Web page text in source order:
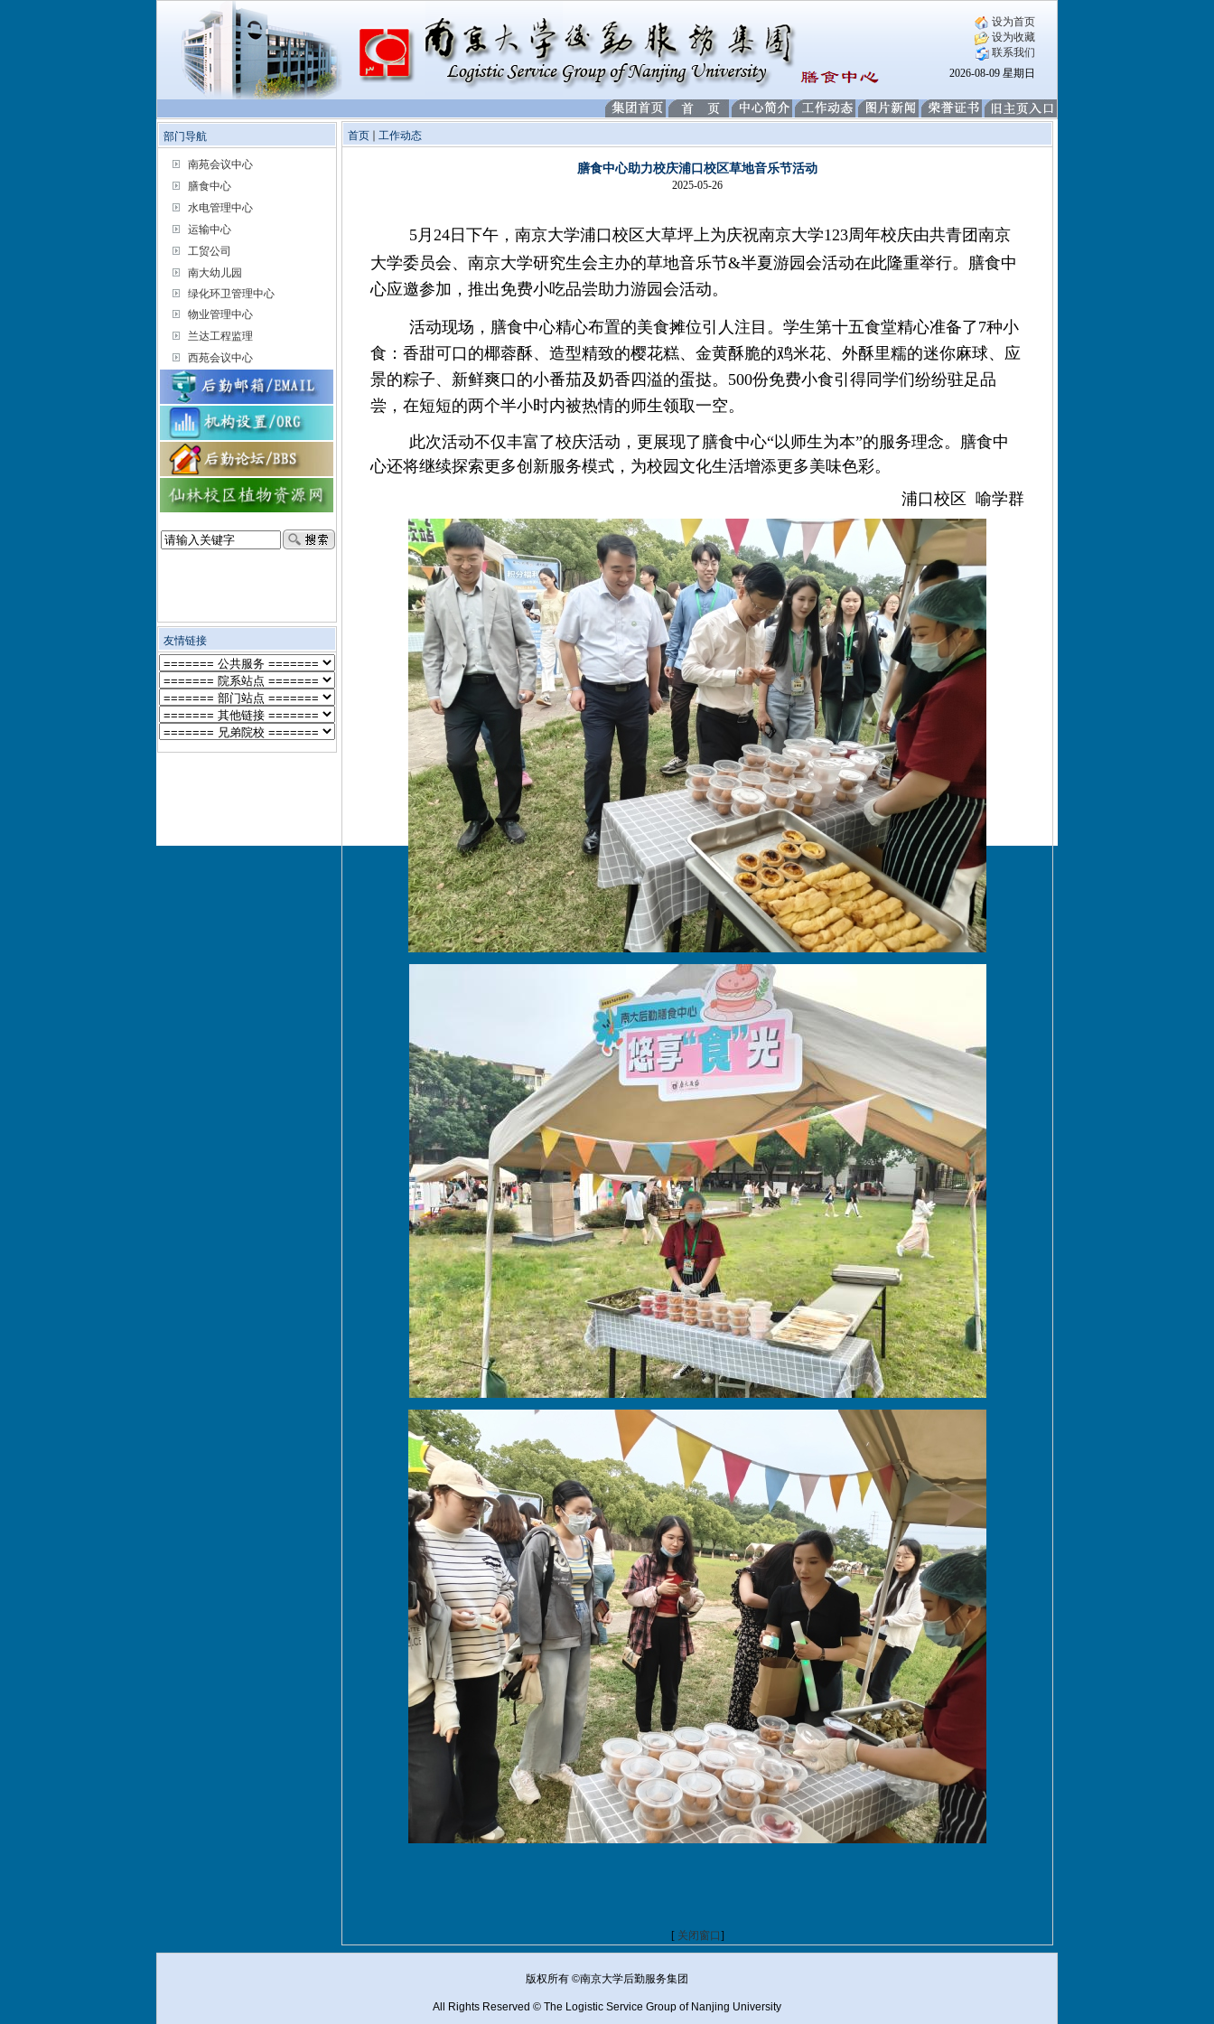
设为首页
设为收藏
联系我们
2026-08-09 星期日
部门导航
南苑会议中心
膳食中心
水电管理中心
运输中心
工贸公司
南大幼儿园
绿化环卫管理中心
物业管理中心
兰达工程监理
西苑会议中心
友情链接
首页 工作动态
膳食中心助力校庆浦口校区草地音乐节活动
2025-05-26
5月 24 日下午，南京大学浦口校区大草坪上为庆祝南京大学123周年校庆由共青团南京
大学委员会、南京大学研究生会主办的草地音乐节&半夏游园会活动在此隆重举行。膳食中
心应邀参加，推出免费小吃品尝助力游园会活动。
活动现场，膳食中心精心布置的美食摊位引人注目。学生第十五食堂精心准备了7种小
食：香甜可口的椰蓉酥、造型精致的樱花糕、金黄酥脆的鸡米花、外酥里糯的迷你麻球、应
景的粽子、新鲜爽口的小番茄及奶香四溢的蛋挞。 500份免费小食引得同学们纷纷驻足品
尝，在短短的两个半小时内被热情的师生领取一空。
此次活动不仅丰富了校庆活动，更展现了膳食中心“以师生为本”的服务理念。膳食中
心还将继续探索更多创新服务模式，为校园文化生活增添更多美味色彩。
浦口校区
喻学群
[ 关闭窗口]
版权所有 ©南京大学后勤服务集团
All Rights Reserved © The Logistic Service Group of Nanjing University